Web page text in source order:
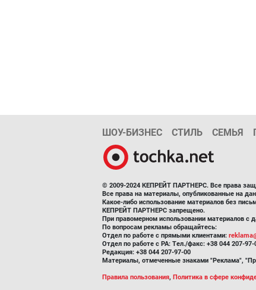
ШОУ-БИЗНЕС СТИЛЬ СЕМЬЯ
© 2009-2024 КЕПРЕЙТ ПАРТНЕРС. Все права
Все права на материалы, опубликованные на
Какое-либо использование материалов без
КЕПРЕЙТ ПАРТНЕРС запрещено.
При правомерном использовании материалов с
По вопросам рекламы обращайтесь:
Отдел по работе с прямыми клиентами:
Отдел по работе с РА: Тел./факс: +38 044 207-97-
Редакция: +38 044 207-97-00
Материалы, отмеченные знаками "Реклама",
Правила пользования, Политика в сфере